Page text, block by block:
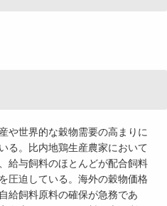
や世界的な穀物需要の高まりに
る。比内地鶏生産農家において
給与飼料のほとんどが配合飼料
圧迫している。海外の穀物価格
給飼料原料の確保が急務であ